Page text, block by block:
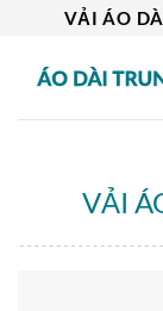
content
VẢI ÁO
VẢI